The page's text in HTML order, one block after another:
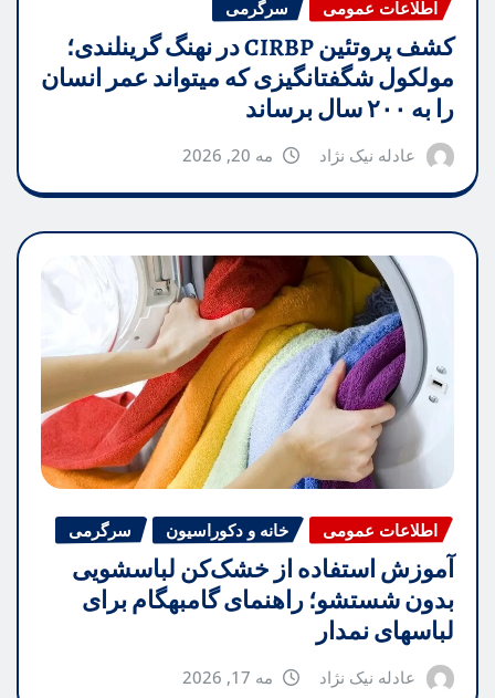
اطلاعات عمومی سرگرمی
کشف پروتئین CIRBP در نهنگ گرینلندی؛
مولکول شگفتانگیزی که میتواند عمر انسان
را به ۲۰۰ سال برساند
عادله نیک نژاد مه 20, 2026
اطلاعات عمومی خانه و دکوراسیون سرگرمی
آموزش استفاده از خشک‌کن لباسشویی
بدون شستشو؛ راهنمای گامبهگام برای
لباسهای نمدار
عادله نیک نژاد مه 17, 2026